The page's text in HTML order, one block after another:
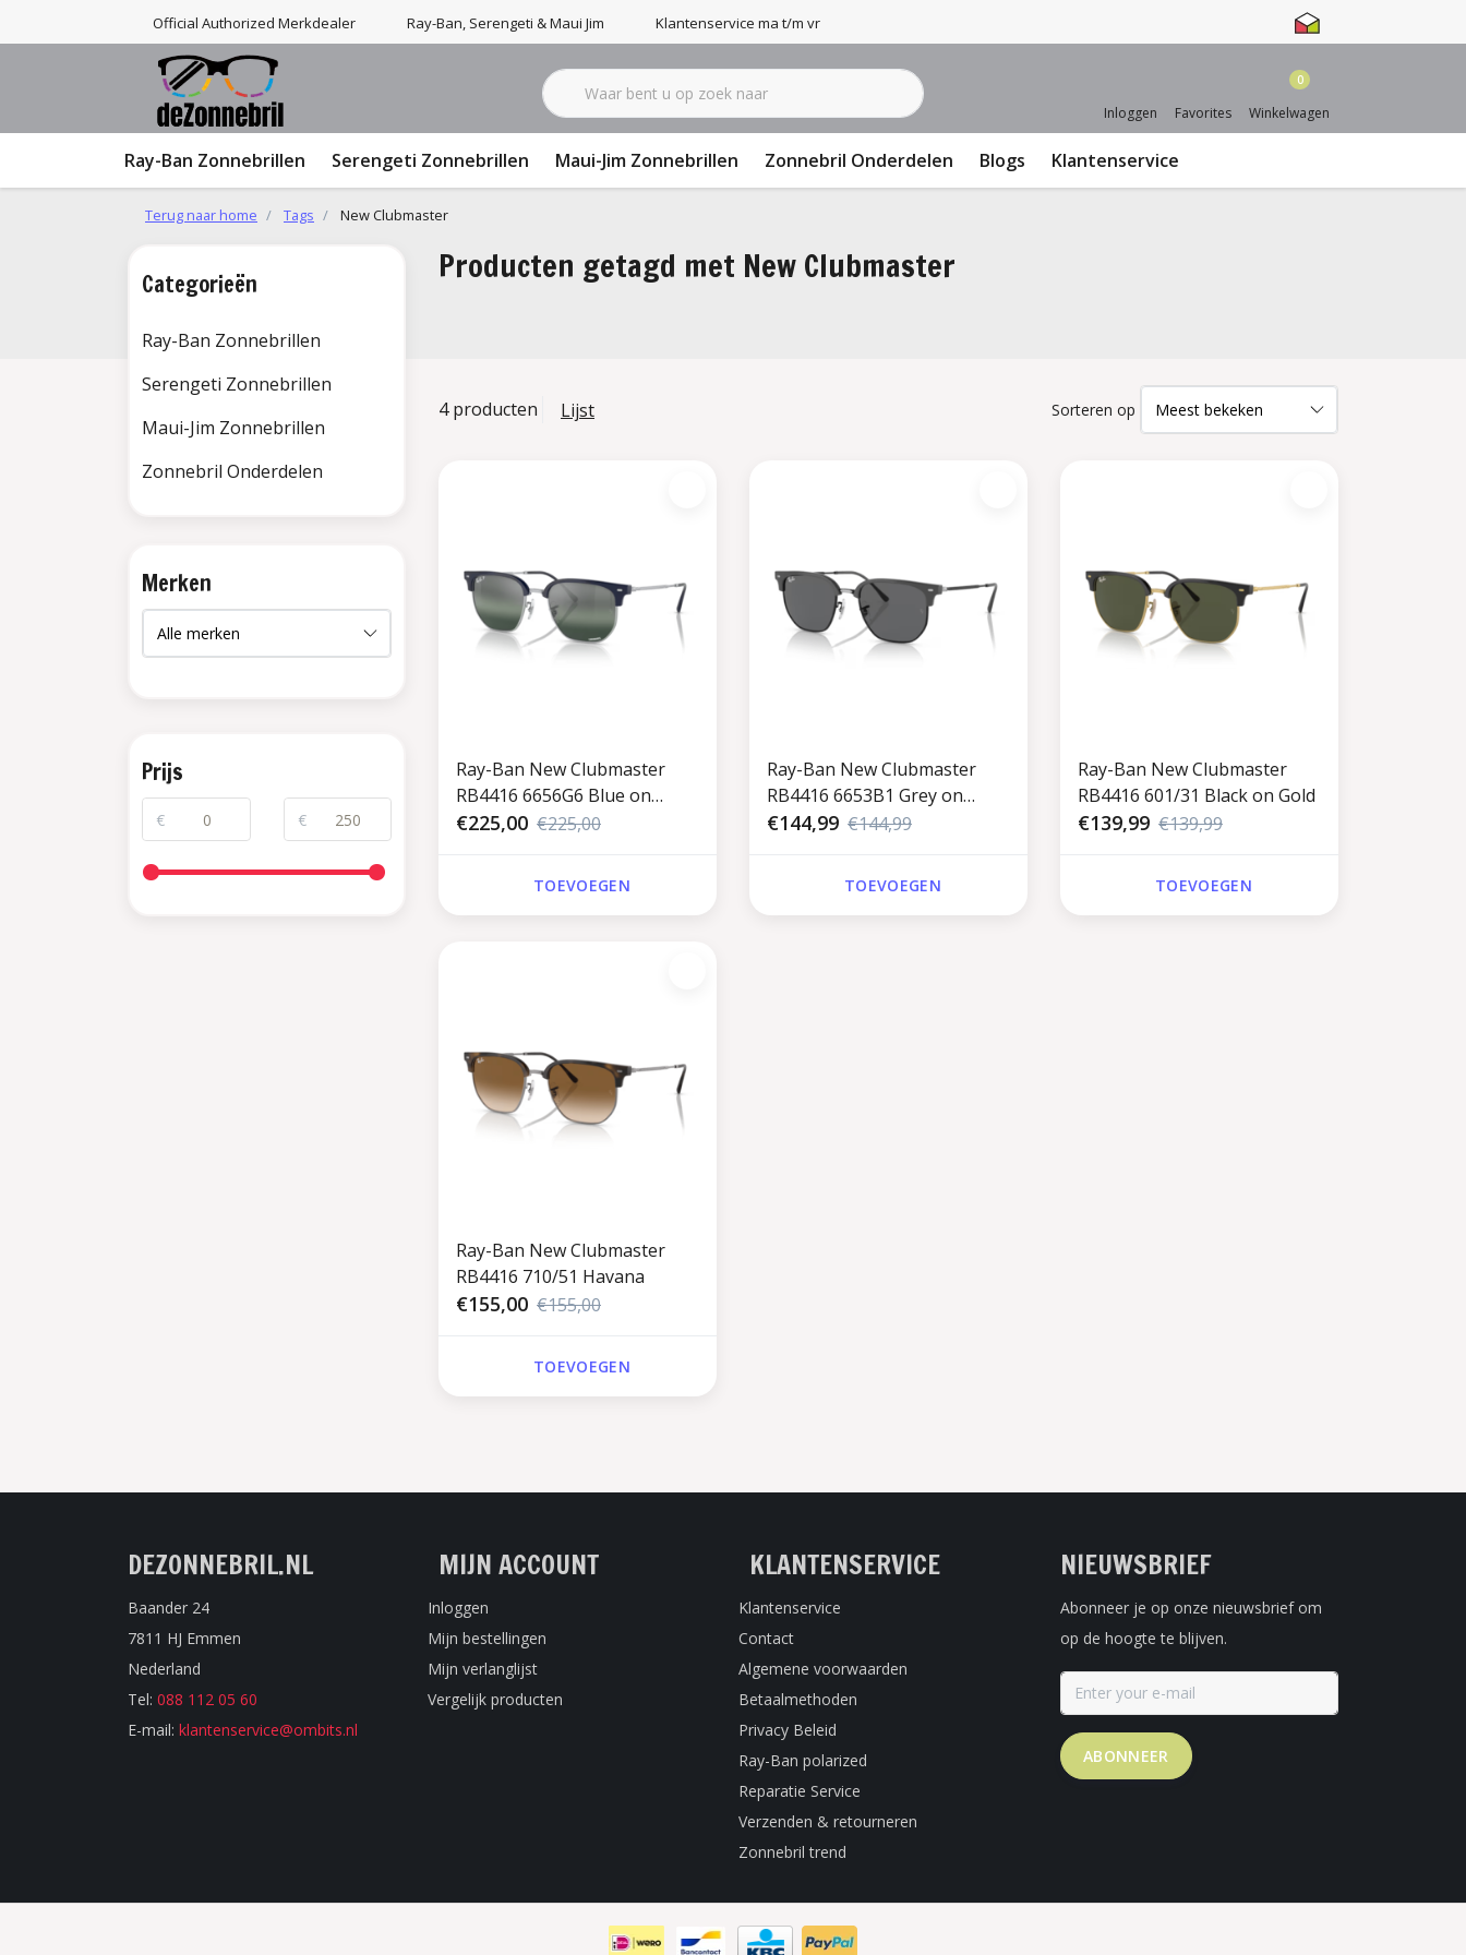
Official Authorized Merkdealer Ray-Ban, Serengeti & Maui Jim Klantenservice ma t/m vr 9-17u
Inloggen Favorites
0
Winkelwagen
Ray-Ban Zonnebrillen Serengeti Zonnebrillen Maui-Jim Zonnebrillen Zonnebril Onderdelen Blogs Klantenservice
Terug naar home Tags New Clubmaster
Producten getagd met New Clubmaster
4 producten Lijst Sorteren op
Ray-Ban New Clubmaster
RB4416 6656G6 Blue on
Silver
€225,00 €225,00
TOEVOEGEN
Ray-Ban New Clubmaster
RB4416 6653B1 Grey on
Black
€144,99 €144,99
TOEVOEGEN
Ray-Ban New Clubmaster
RB4416 601/31 Black on Gold
€139,99 €139,99
TOEVOEGEN
Ray-Ban New Clubmaster
RB4416 710/51 Havana
€155,00 €155,00
TOEVOEGEN
Categorieën
Ray-Ban Zonnebrillen
Serengeti Zonnebrillen
Maui-Jim Zonnebrillen
Zonnebril Onderdelen
Merken
Prijs
€ €
DEZONNEBRIL.NL
Baander 24
7811 HJ Emmen
Nederland
Tel: 088 112 05 60
E-mail: klantenservice@ombits.nl
MIJN ACCOUNT
Inloggen
Mijn bestellingen
Mijn verlanglijst
Vergelijk producten
KLANTENSERVICE
Klantenservice
Contact
Algemene voorwaarden
Betaalmethoden
Privacy Beleid
Ray-Ban polarized
Reparatie Service
Verzenden & retourneren
Zonnebril trend
NIEUWSBRIEF
Abonneer je op onze nieuwsbrief om
op de hoogte te blijven.
ABONNEER